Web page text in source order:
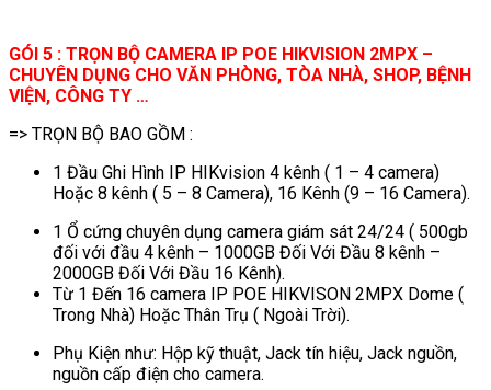
GÓI 5 : TRỌN BỘ CAMERA IP POE HIKVISION 2MPX –
CHUYÊN DỤNG CHO VĂN PHÒNG, TÒA NHÀ, SHOP, BỆNH
VIỆN, CÔNG TY …
=> TRỌN BỘ BAO GỒM :
1 Đầu Ghi Hình IP HIKvision 4 kênh ( 1 – 4 camera)
Hoặc 8 kênh ( 5 – 8 Camera), 16 Kênh (9 – 16 Camera).
1 Ổ cứng chuyên dụng camera giám sát 24/24 ( 500gb
đối với đầu 4 kênh – 1000GB Đối Với Đầu 8 kênh –
2000GB Đối Với Đầu 16 Kênh).
Từ 1 Đến 16 camera IP POE HIKVISON 2MPX Dome (
Trong Nhà) Hoặc Thân Trụ ( Ngoài Trời).
Phụ Kiện như: Hộp kỹ thuật, Jack tín hiệu, Jack nguồn,
nguồn cấp điện cho camera.